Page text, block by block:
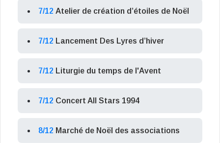
7/12 Atelier de création d’étoiles de Noël
7/12 Lancement Des Lyres d’hiver
7/12 Liturgie du temps de l'Avent
7/12 Concert All Stars 1994
8/12 Marché de Noël des associations